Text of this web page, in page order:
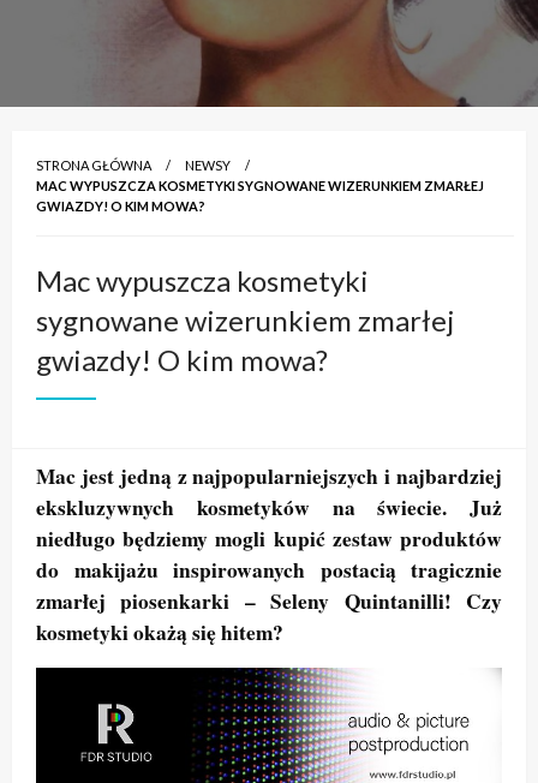
STRONA GŁÓWNA
NEWSY
MAC WYPUSZCZA KOSMETYKI SYGNOWANE WIZERUNKIEM ZMARŁEJ
GWIAZDY! O KIM MOWA?
Mac wypuszcza kosmetyki
sygnowane wizerunkiem zmarłej
gwiazdy! O kim mowa?
Mac jest jedną z najpopularniejszych i najbardziej
ekskluzywnych kosmetyków na świecie. Już
niedługo będziemy mogli kupić zestaw produktów
do makijażu inspirowanych postacią tragicznie
zmarłej piosenkarki – Seleny Quintanilli! Czy
kosmetyki okażą się hitem?